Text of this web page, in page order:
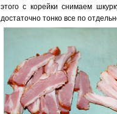
этого с корейки снимаем
достаточно тонко все по